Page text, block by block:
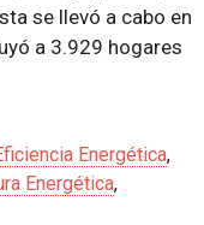
se llevó a cabo en
a 3.929 hogares
Energética,
Energética,